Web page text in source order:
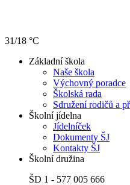
31/18 °C
Základní škola
Naše škola
Výchovný poradce
Školská rada
Sdružení rodičů a
Školní jídelna
Jídelníček
Dokumenty ŠJ
Kontakty ŠJ
Školní družina
ŠD 1 - 577 005 666